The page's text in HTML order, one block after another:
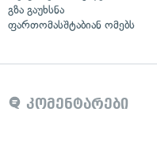
გზა გაუხსნა
ფართომასშტაბიან ომებს
კომენტარები